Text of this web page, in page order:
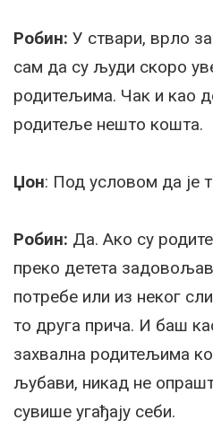
Робин: У ствари, врло
сам да су људи скоро
родитељима. Чак и као
родитеље нешто кошта.
Џон: Под условом да је
Робин: Да. Ако су
преко детета
потребе или из неког
то друга прича. И баш
захвална родитељима
љубави, никад не
сувише угађају себи.